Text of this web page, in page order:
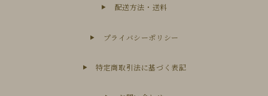
配送方法・送料
プライバシーポリシー
特定商取引法に基づく表記